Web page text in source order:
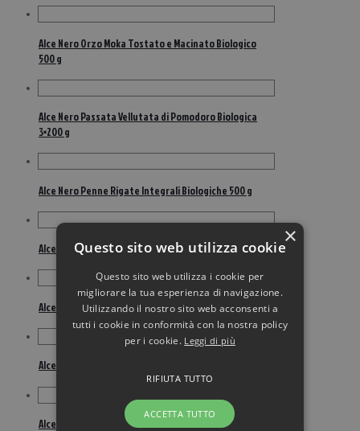
Alce Nero Orzo Moka Tostato e Macinato Biologico
500 g
Alce Nero Passata Vellutata di Pomodoro Biologica
3×200 g
Alce Nero Penne Rigate Integrali Biologiche 500 g
Alce Nero Piselli Lessati Bio Barattolo 300 g
Alce Nero Polpa di Pomodoro Biologica 350 g
Alce Nero Pomodori Pelati Biologici 400 g
Alce Nero Solosoia Bevanda Vegetale di Soia Biologica
×
Questo sito web utilizza cookie
Questo sito web utilizza i cookie per
migliorare la tua esperienza di navigazione.
Utilizzando il nostro sito web acconsenti a
tutti i cookie in conformità con la nostra policy
per i cookie. Leggi di più
ACCETTA TUTTO
RIFIUTA TUTTO